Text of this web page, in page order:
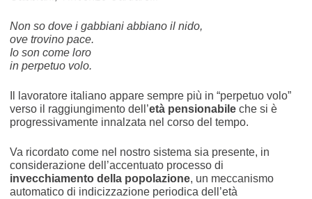
Non so dove i gabbiani abbiano il nido,
ove trovino pace.
Io son come loro
in perpetuo volo.
Il lavoratore italiano appare sempre più in “perpetuo volo”
verso il raggiungimento dell’età pensionabile che si è
progressivamente innalzata nel corso del tempo.
Va ricordato come nel nostro sistema sia presente, in
considerazione dell’accentuato processo di
invecchiamento della popolazione, un meccanismo
automatico di indicizzazione periodica dell’età